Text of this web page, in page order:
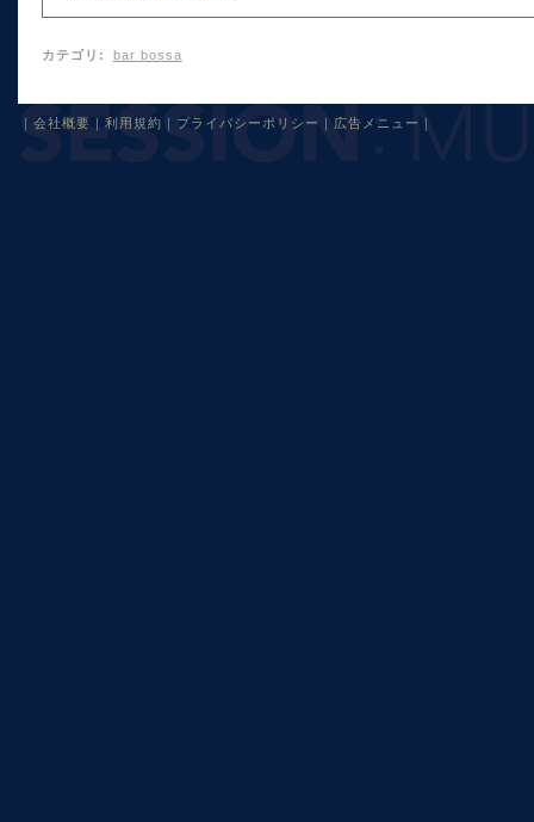
カテゴリ : bar bossa
会社概要 利用規約 プライバシーポリシー 広告メニュー